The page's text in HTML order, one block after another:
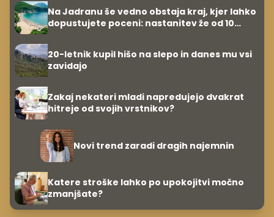
Na Jadranu še vedno obstaja kraj, kjer lahko
dopustujete poceni: nastanitev že od 10
20-letnik kupil hišo na slepo in danes mu vsi
zavidajo
Zakaj nekateri mladi napredujejo dvakrat
hitreje od svojih vrstnikov?
Novi trend zaradi dragih najemnin
Katere stroške lahko po upokojitvi močno
zmanjšate?